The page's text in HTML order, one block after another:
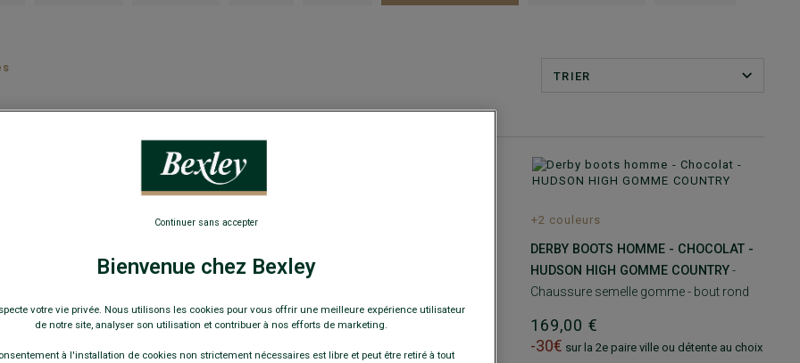
TRIER
EXCLU WEB
HUDSON HIGH GOMME COUNTRY
169,00 €
+2 couleurs
DERBY BOOTS HOMME - CHOCOLAT -
HUDSON HIGH GOMME COUNTRY-
Chaussure semelle gomme - bout rond
169,00 €
-30€ sur la 2e paire ville ou détente au choix
Bienvenue chez Bexley
votre vie privée. Nous utilisons les cookies pour vous offrir une meilleure expérience utilisateur
de notre site, analyser son utilisation et contribuer à nos efforts de marketing.
à l'installation de cookies non strictement nécessaires est libre et peut être retiré à tout
Continuer sans accepter